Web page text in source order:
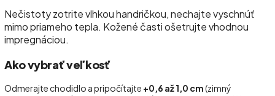
Nečistoty zotrite vlhkou handričkou, nechajte vyschnúť
mimo priameho tepla. Kožené časti ošetrujte vhodnou
impregnáciou.
Ako vybrať veľkosť
Odmerajte chodidlo a pripočítajte +0,6 až 1,0 cm(zimný